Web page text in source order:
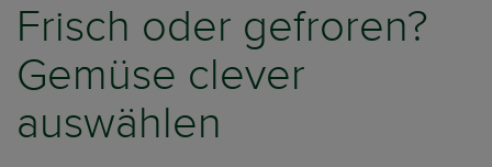
Frisch oder gefroren?
Gemüse clever
auswählen